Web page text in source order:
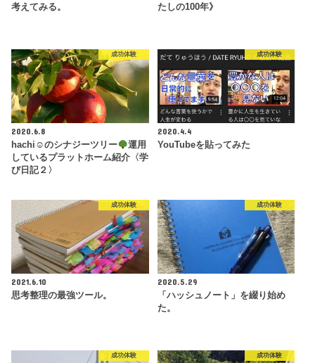
考えてみる。
たしの100年》
成功体験
2020.6.8
hachi☺︎のシナジーツリー
運用
しているプラットホーム紹介〈学
び日記２〉
成功体験
2020.4.4
YouTubeを貼ってみた
成功体験
2021.6.10
思考整理の最強ツール。
成功体験
2020.5.29
「ハッシュノート」を綴り始め
た。
成功体験 成功体験